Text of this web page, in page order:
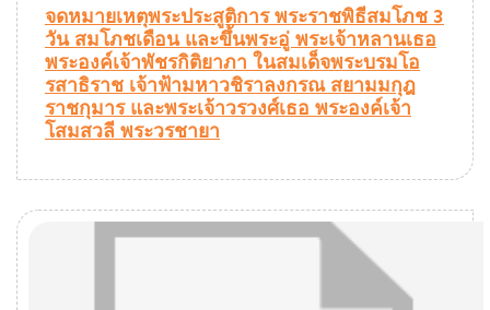
จดหมายเหตุพระประสูติการ พระราชพิธีสมโภช 3
วัน สมโภชเดือน และขึ้นพระอู่ พระเจ้าหลานเธอ
พระองค์เจ้าพัชรกิติยาภา ในสมเด็จพระบรมโอ
รสาธิราช เจ้าฟ้ามหาวชิราลงกรณ สยามมกุฎ
ราชกุมาร และพระเจ้าวรวงศ์เธอ พระองค์เจ้า
โสมสวลี พระวรชายา